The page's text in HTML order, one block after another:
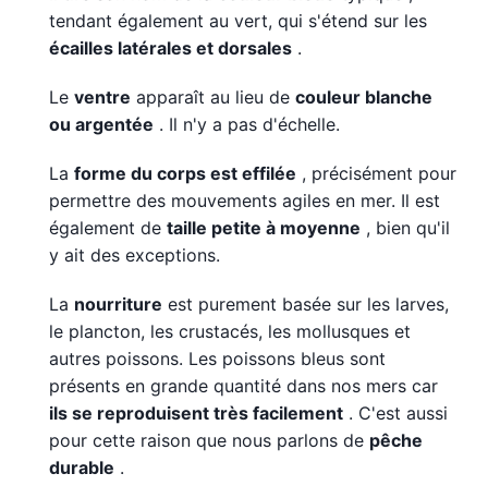
tendant également au vert, qui s'étend sur les
écailles latérales et dorsales .
Le ventre apparaît au lieu de couleur blanche
ou argentée . Il n'y a pas d'échelle.
La forme du corps est effilée , précisément pour
permettre des mouvements agiles en mer. Il est
également de taille petite à moyenne , bien qu'il
y ait des exceptions.
La nourriture est purement basée sur les larves,
le plancton, les crustacés, les mollusques et
autres poissons. Les poissons bleus sont
présents en grande quantité dans nos mers car
ils se reproduisent très facilement . C'est aussi
pour cette raison que nous parlons de pêche
durable .